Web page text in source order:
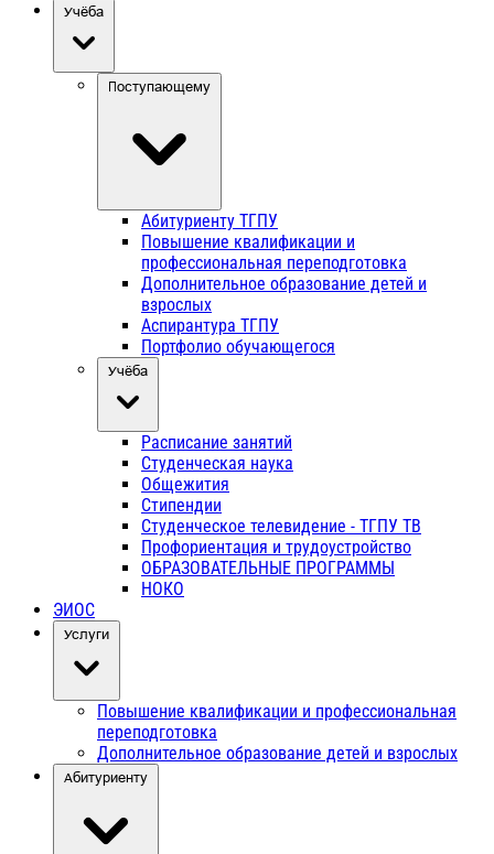
Учёба
Поступающему
Абитуриенту ТГПУ
Повышение квалификации и
профессиональная переподготовка
Дополнительное образование детей и
взрослых
Аспирантура ТГПУ
Портфолио обучающегося
Учёба
Расписание занятий
Студенческая наука
Общежития
Стипендии
Студенческое телевидение - ТГПУ ТВ
Профориентация и трудоустройство
ОБРАЗОВАТЕЛЬНЫЕ ПРОГРАММЫ
НОКО
ЭИОС
Услуги
Повышение квалификации и профессиональная
переподготовка
Дополнительное образование детей и взрослых
Абитуриенту